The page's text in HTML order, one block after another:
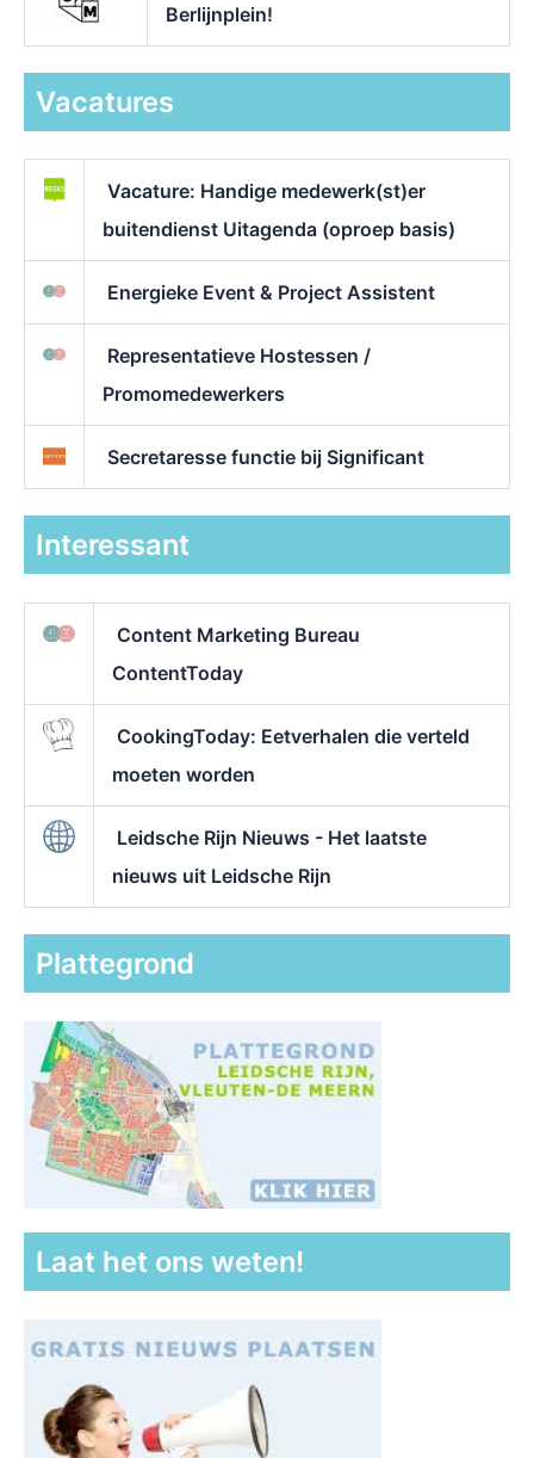
Berlijnplein!
Vacatures
Vacature: Handige medewerk(st)er
buitendienst Uitagenda (oproep basis)
Energieke Event & Project Assistent
Representatieve Hostessen /
Promomedewerkers
Secretaresse functie bij Significant
Interessant
Content Marketing Bureau
ContentToday
CookingToday: Eetverhalen die verteld
moeten worden
Leidsche Rijn Nieuws - Het laatste
nieuws uit Leidsche Rijn
Plattegrond
Laat het ons weten!